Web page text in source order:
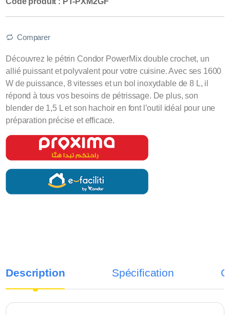
Comparer
Découvrez le pétrin Condor PowerMix double crochet, un
allié puissant et polyvalent pour votre cuisine. Avec ses 1600
W de puissance, 8 vitesses et un bol inoxydable de 8 L, il
répond à tous vos besoins de pétrissage. De plus, son
blender de 1,5 L et son hachoir en font l’outil idéal pour une
préparation précise et efficace.
Description Spécification